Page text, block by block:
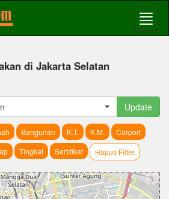
di Jakarta Selatan
Update
Bangunan K.T. K.M.
Carport
Tingkat Sertifikat Hapus Filter